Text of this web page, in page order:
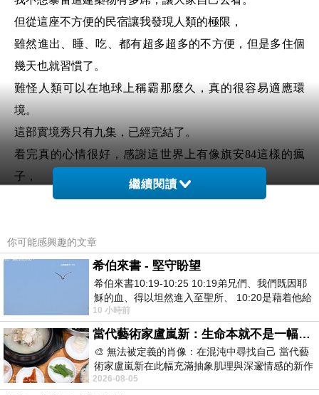
但從這座不方便的民宿讓我發現人類的極限，
雖然進出、睡、吃、都有超多超多的不方便，但是多住個
幾天也就習慣了。
難怪人類可以在地球上稱霸那麼久，真的很容易適應環
境。
這部實境秀只有九集，已經完結了。
看完真的心情很好，感謝這世界上有像旗安84這樣的瘋
子，
也感謝有願意製作這麼有趣的節目的製作單位，
祝福大家，去看看喔！！！
繼續閱讀
你可能感興趣的文章
希伯來書 - 堅守盼望
希伯來書10:19-10:25 10:19弟兄們、我們既因耶
穌的血、得以坦然進入至聖所、 10:20是藉着他給
我們開了一條又新又活的路從幔子經過
10 小時前
當代藝術家盧嵐新：生命本就不是一幅能被定義的肖像，在混亂與交疊中拼湊完整的靈魂
🎨 無法被定義的肖像：在混沌中尋找自己 當代藝
術家盧嵐新在此幅充滿抽象肌理與深邃情感的新作
中，以灰白為基底，交織著塗抹、刮擦與
2026-08-05